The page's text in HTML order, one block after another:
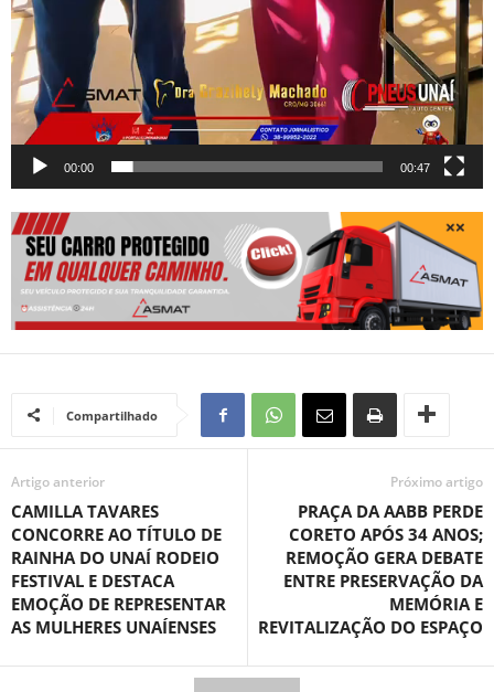
00:00 00:47
Compartilhado
Artigo anterior
CAMILLA TAVARES
CONCORRE AO TÍTULO DE
RAINHA DO UNAÍ RODEIO
FESTIVAL E DESTACA
EMOÇÃO DE REPRESENTAR
AS MULHERES UNAÍENSES
Próximo artigo
PRAÇA DA AABB PERDE
CORETO APÓS 34 ANOS;
REMOÇÃO GERA DEBATE
ENTRE PRESERVAÇÃO DA
MEMÓRIA E
REVITALIZAÇÃO DO ESPAÇO